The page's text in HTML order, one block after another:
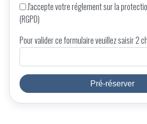
J'accepte votreréglement sur la
(RGPD)
Pour valider ce formulaire veuillez saisir 2
Pré-réserver